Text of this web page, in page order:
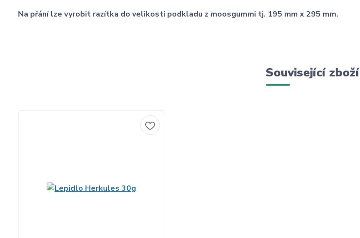
Na přání lze vyrobit razítka do velikosti podkladu z moosgummi tj. 195 mm x 295 mm.
Související zboží